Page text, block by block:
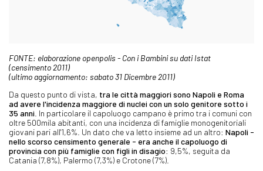
FONTE: elaborazione openpolis - Con i Bambini su dati Istat
(censimento 2011)
(ultimo aggiornamento: sabato 31 Dicembre 2011)
Da questo punto di vista, tra le città maggiori sono Napoli e Roma
ad avere l'incidenza maggiore di nuclei con un solo genitore sotto i
35 anni . In particolare il capoluogo campano è primo tra i comuni con
oltre 500mila abitanti, con una incidenza di famiglie monogenitoriali
giovani pari all'1,6%. Un dato che va letto insieme ad un altro: Napoli -
nello scorso censimento generale - era anche il capoluogo di
provincia con più famiglie con figli in disagio: 9,5%, seguita da
Catania (7,8%), Palermo (7,3%) e Crotone (7%).